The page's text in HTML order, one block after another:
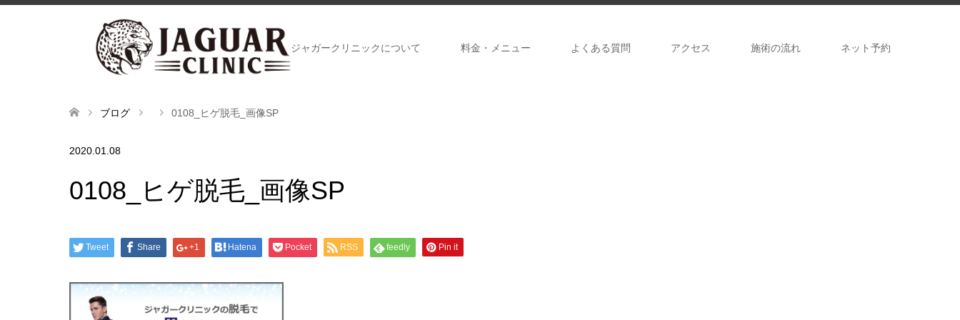
ジャガークリニックについて 料金・メニュー よくある質問 アクセス 施術の流れ ネット予約
ブログ 0108_ヒゲ脱毛_画像SP
2020.01.08
0108_ヒゲ脱毛_画像SP
Tweet Share +1 Hatena Pocket RSS feedly Pin it